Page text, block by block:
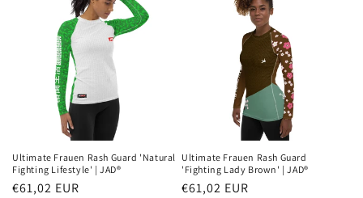
Ultimate Frauen Rash Guard 'Natural
Fighting Lifestyle' | JAD®
Normaler
€61,02 EUR
Ultimate Frauen Rash Guard
'Fighting Lady Brown' | JAD®
Normaler
€61,02 EUR